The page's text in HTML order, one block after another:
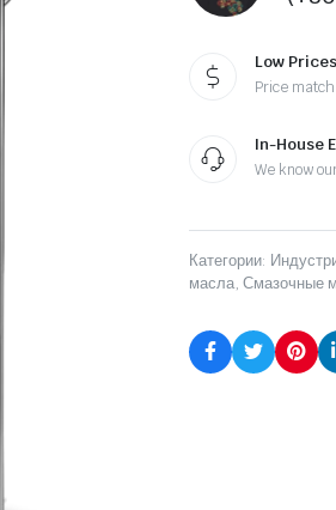
Low Prices
Price
In-House
We know
Категории:
масла, Смазочные